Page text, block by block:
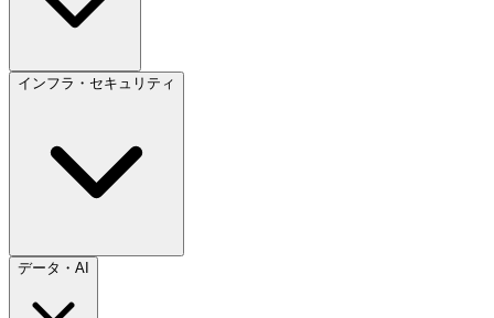
インフラ・セキュリティ
データ・AI